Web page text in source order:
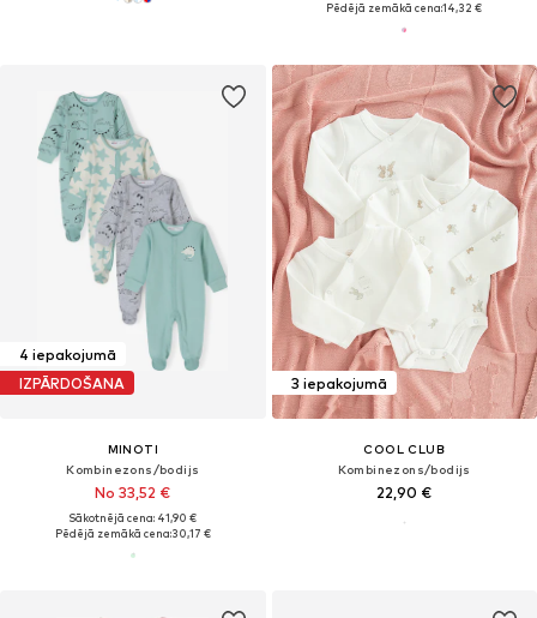
Pēdējā zemākā cena:14,32 €
4 iepakojumā
IZPĀRDOŠANA
MINOTI
Kombinezons/bodijs
No 33,52 €
Sākotnējā cena: 41,90 €
Pēdējā zemākā cena:30,17 €
3 iepakojumā
COOL CLUB
Kombinezons/bodijs
22,90 €